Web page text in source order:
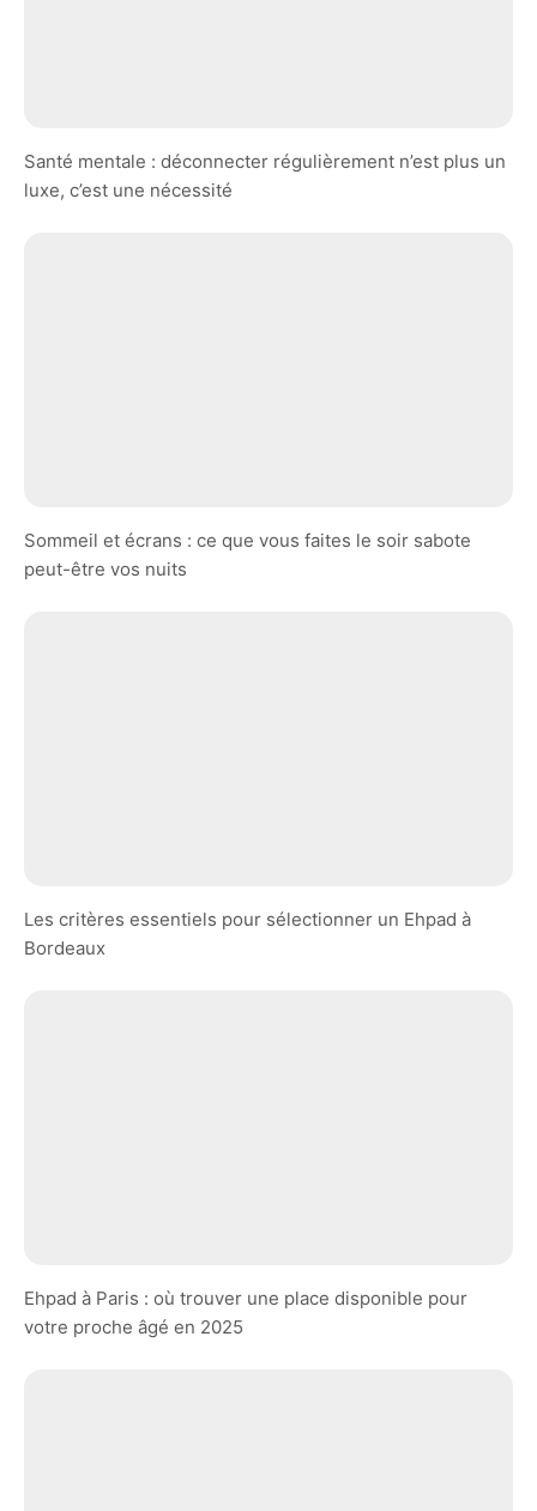
Santé mentale : déconnecter régulièrement n’est plus un
luxe, c’est une nécessité
Sommeil et écrans : ce que vous faites le soir sabote
peut-être vos nuits
Les critères essentiels pour sélectionner un Ehpad à
Bordeaux
Ehpad à Paris : où trouver une place disponible pour
votre proche âgé en 2025